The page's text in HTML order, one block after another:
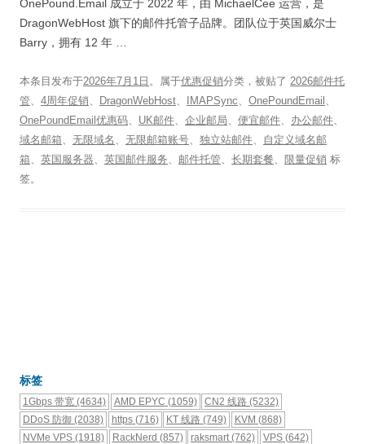
OnePound.Email 成立于 2022 年，由 MichaelCee 运营，是
DragonWebHost 旗下的邮件托管子品牌。团队位于英国威尔士
Barry，拥有 12 年 …
本条目发布于2026年7月1日 。属于优惠促销分类，被贴了 2026邮件托
管、 4周年促销、 DragonWebHost、 IMAPSync、 OnePoundEmail 、
OnePoundEmail优惠码、 UK邮件、 企业邮局、 便宜邮件、 办公邮件、
域名邮箱、 无限域名 、 无限邮箱账号、 独立站邮件、 自定义域名邮
箱、 英国服务器、 英国邮件服务、 邮件托管、 长期套餐、 限量促销 标
签。
标签
1Gbps 带宽 (4634) AMD EPYC (1059) CN2 线路 (5232)
DDoS 防御 (2038) https(716) KT 线路 (749) KVM (868)
NVMe VPS (1918) RackNerd (857) raksmart(762) VPS(642)